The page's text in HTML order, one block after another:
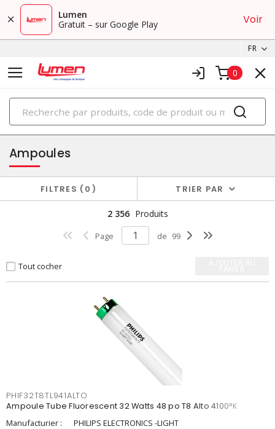
Lumen
Gratuit – sur Google Play
Voir
FR
0
PRODUITS
éclairage
Ampoules
FILTRES 0 TRIER PAR
2 356 Produits
Page de 99
Tout cocher
PHIF32T8TL941ALTO
Ampoule Tube Fluorescent 32 Watts 48 po T8 Alto 4100°K
Manufacturier :
PHILIPS ELECTRONICS -LIGHT